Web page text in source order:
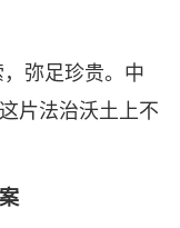
弥足珍贵。中
片法治沃土上不